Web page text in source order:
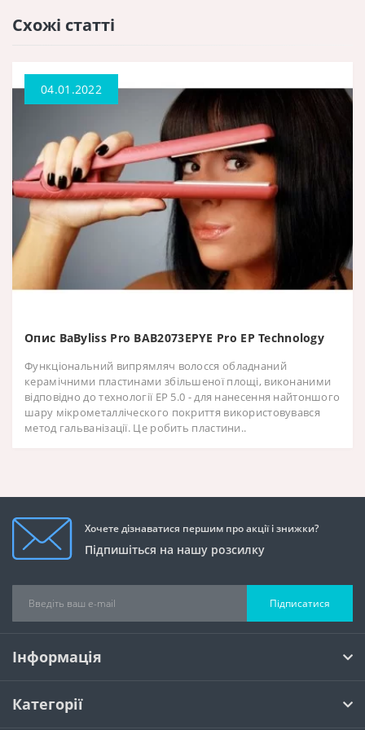
Схожі статті
04.01.2022
Опис BaByliss Pro BAB2073EPYE Pro EP Technology
Функціональний випрямляч волосся обладнаний
керамічними пластинами збільшеної площі, виконаними
відповідно до технології EP 5.0 - для нанесення найтоншого
шару мікрометалліческого покриття використовувався
метод гальванізації. Це робить пластини..
Хочете дізнаватися першим про акції і знижки?
Підпишіться на нашу розсилку
Підписатися
Інформація
Категорії